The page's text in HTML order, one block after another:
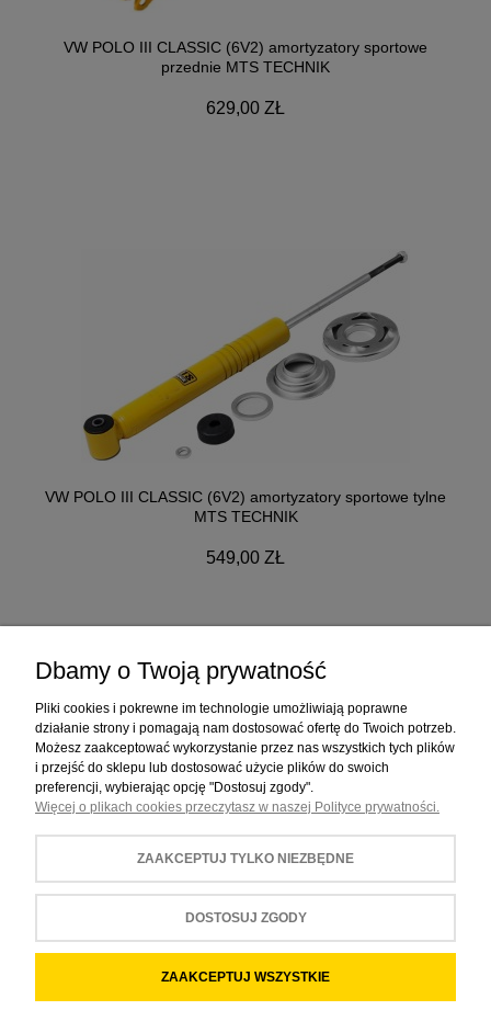
VW POLO III CLASSIC (6V2) amortyzatory sportowe
przednie MTS TECHNIK
629,00 ZŁ
VW POLO III CLASSIC (6V2) amortyzatory sportowe tylne
MTS TECHNIK
549,00 ZŁ
ZAKUPY
POMOC
MOJE KONTO
INFORMACJE
POKAŻ PEŁNĄ WERSJĘ STRONY
Sklep internetowy Shoper.pl
Dbamy o Twoją prywatność
Pliki cookies i pokrewne im technologie umożliwiają poprawne
działanie strony i pomagają nam dostosować ofertę do Twoich potrzeb.
Możesz zaakceptować wykorzystanie przez nas wszystkich tych plików
i przejść do sklepu lub dostosować użycie plików do swoich
preferencji, wybierając opcję "Dostosuj zgody".
Więcej o plikach cookies przeczytasz w naszej Polityce prywatności.
ZAAKCEPTUJ TYLKO NIEZBĘDNE
DOSTOSUJ ZGODY
ZAAKCEPTUJ WSZYSTKIE